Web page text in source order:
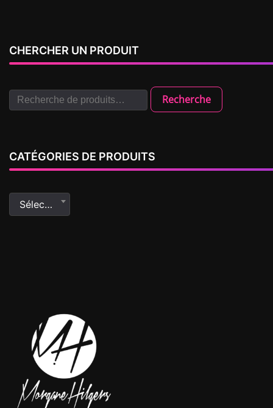
CHERCHER UN PRODUIT
Recherche
CATÉGORIES DE PRODUITS
Sélectionner une catégorie